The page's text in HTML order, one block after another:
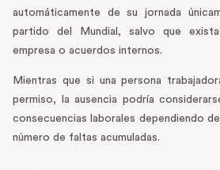
automáticamente de su jornada
partido del Mundial, salvo que
empresa o acuerdos internos.
Mientras que si una persona
permiso, la ausencia podría
consecuencias laborales dependiendo
número de faltas acumuladas.